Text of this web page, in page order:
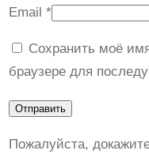
Email *
Сохранить моё
браузере для
Пожалуйста,